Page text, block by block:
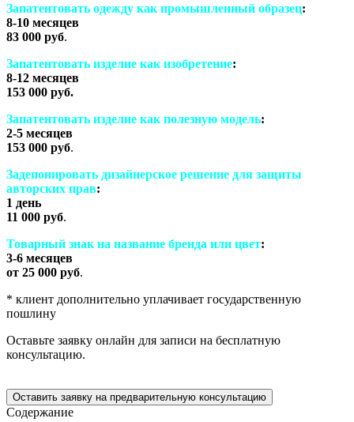
Запатентовать одежду как промышленный образец:
8-10 месяцев
83 000 руб.
Запатентовать изделие как изобретение:
8-12 месяцев
153 000 руб.
Запатентовать изделие как полезную модель:
2-5 месяцев
153 000 руб.
Задепонировать дизайнерское решение для защиты
авторских прав:
1 день
11 000 руб.
Товарный знак на название бренда или цвет:
3-6 месяцев
от 25 000 руб.
* клиент дополнительно уплачивает государственную
пошлину
Оставьте заявку онлайн для записи на бесплатную
консультацию.
Оставить заявку на предварительную консультацию
Содержание